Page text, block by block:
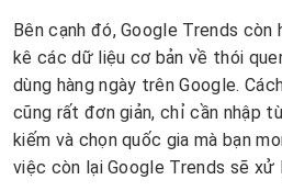
Bên cạnh đó, Google Trends
kê các dữ liệu cơ bản về thói
dùng hàng ngày trên Google.
cũng rất đơn giản, chỉ cần nhập
kiếm và chọn quốc gia mà bạn
việc còn lại Google Trends sẽ xử